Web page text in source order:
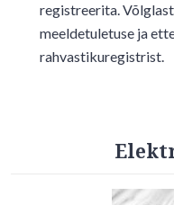
registreerita.
meeldetuletuse ja
rahvastikuregistrist.